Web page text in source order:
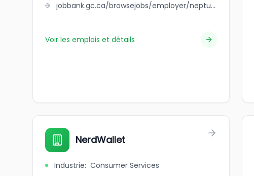
jobbank.gc.ca/browsejobs/employer/neptunus+yachts+international/ca
Voir les emplois et détails
NerdWallet
Industrie: Consumer Services